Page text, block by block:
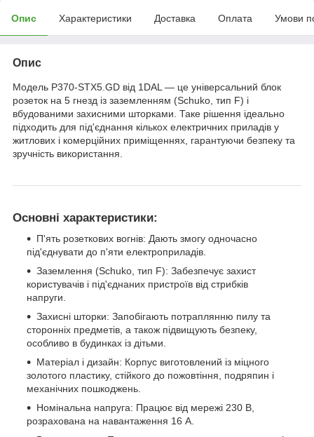
Опис Характеристики Доставка Оплата Умови
Опис
Модель P370-STX5.GD від 1DAL — це універсальний блок
розеток на 5 гнезд із заземленням (Schuko, тип F) і
вбудованими захисними шторками. Таке рішення ідеально
підходить для під'єднання кількох електричних приладів у
житлових і комерційних приміщеннях, гарантуючи безпеку та
зручність використання.
Основні характеристики:
П'ять розеткових вогнів: Дають змогу одночасно
під'єднувати до п'яти електроприладів.
Заземлення (Schuko, тип F): Забезпечує захист
користувачів і під'єднаних пристроїв від стрибків
напруги.
Захисні шторки: Запобігають потраплянню пилу та
сторонніх предметів, а також підвищують безпеку,
особливо в будинках із дітьми.
Матеріал і дизайн: Корпус виготовлений із міцного
золотого пластику, стійкого до пожовтіння, подряпин і
механічних пошкоджень.
Номінальна напруга: Працює від мережі 230 В,
розрахована на навантаження 16 А.